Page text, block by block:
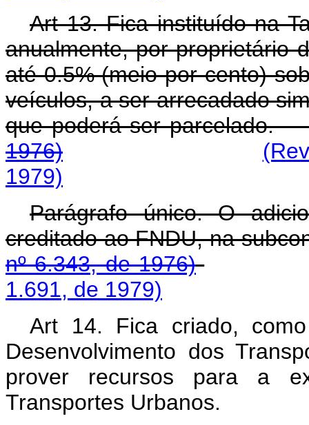
Art 13. Fica instituído na
anualmente, por proprietário
até 0.5% (meio por cento)
veículos, a ser arrecadado
que poderá ser
1976)
1979)
Parágrafo único. O
creditado ao FNDU,
nº 6.343, de 1976)
1.691, de 1979)
Art 14. Fica criado,
Desenvolvimento dos
prover recursos para a
Transportes Urbanos.